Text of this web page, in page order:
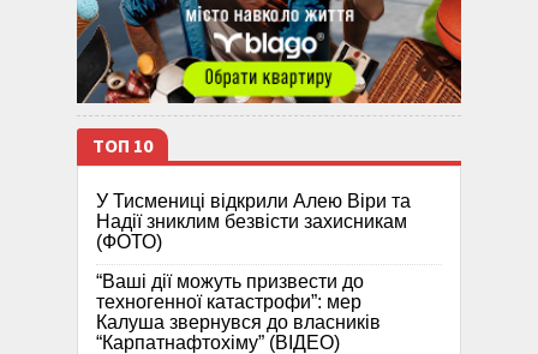
ТОП 10
У Тисмениці відкрили Алею Віри та
Надії зниклим безвісти захисникам
(ФОТО)
“Ваші дії можуть призвести до
техногенної катастрофи”: мер
Калуша звернувся до власників
“Карпатнафтохіму” (ВІДЕО)